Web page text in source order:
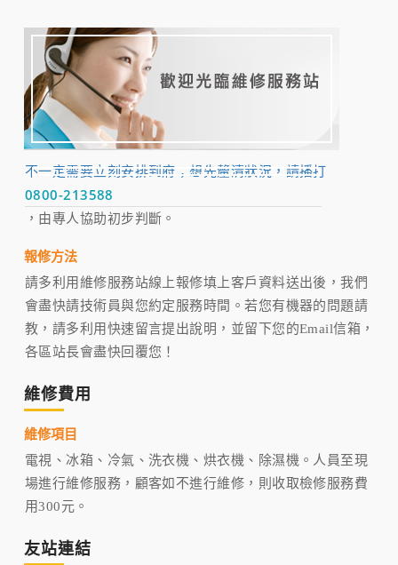
不一定需要立刻安排到府；想先釐清狀況，請播打
0800-213588
，由專人協助初步判斷。
報修方法
請多利用維修服務站線上報修填上客戶資料送出後，我們
會盡快請技術員與您約定服務時間。若您有機器的問題請
教，請多利用快速留言提出說明，並留下您的Email信箱，
各區站長會盡快回覆您！
維修費用
維修項目
電視、冰箱、冷氣、洗衣機、烘衣機、除濕機。人員至現
場進行維修服務，顧客如不進行維修，則收取檢修服務費
用300元。
友站連結